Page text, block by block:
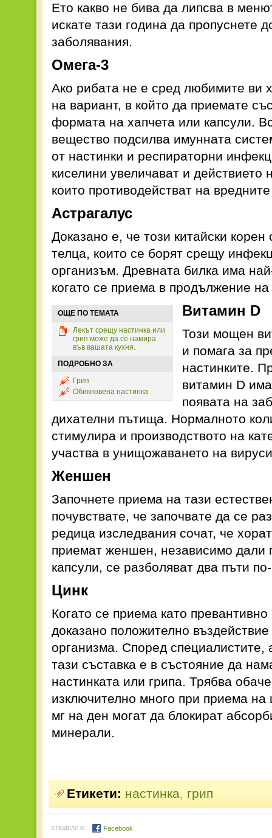
Ето какво не бива да липсва в
искате тази година да пропуснете
заболявания.
Омега-3
Ако рибата не е сред любимите ви
на вариант, в който да приемате
формата на хапчета или капсули.
вещество подсилва имунната
от настинки и респираторни
киселини увеличават и действието
които противодействат на
Астрагалус
Доказано е, че този китайски
телца, които се борят срещу
организъм. Древната билка има
когато се приема в продължение
ОЩЕ ПО ТЕМАТА
Лекът срещу настинка или
грип може да се намира
във вашата кухня.
ПОДРОБНО ЗА
Грип
Обикновена настинка
Витамин D
Този мощен
и помага за
настинките.
витамин D
появата на
дихателни пътища. Нормалното
стимулира и производството на
участва в унищожаването на
Женшен
Започнете приема на тази
почувствате, че започвате да се
редица изследвания сочат, че
приемат женшен, независимо дали
капсули, се разболяват два пъти
Цинк
Когато се приема като
доказано положително
организма. Според специалистите,
тази съставка е в състояние да
настинката или грипа. Трябва
изключително много при приема на
мг на ден могат да блокират
минерали.
Етикети: настинка, грип
СПОДЕЛИ В: Facebook